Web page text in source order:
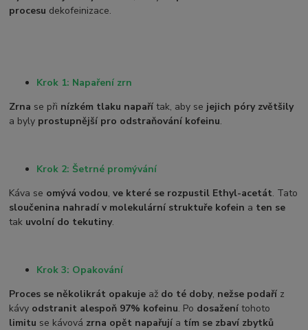
procesu dekofeinizace.
Krok 1: Napaření zrn
Zrna se při nízkém tlaku napaří tak, aby se jejich póry zvětšily
a byly prostupnější pro odstraňování kofeinu.
Krok 2: Šetrné promývání
Káva se omývá vodou,ve které se rozpustil Ethyl-acetát. Tato
sloučenina nahradí v molekulární struktuře kofein a ten se
tak uvolní do tekutiny.
Krok 3: Opakování
Proces se několikrát opakuje až do té doby, nežse podaří z
kávy odstranit alespoň 97% kofeinu. Po dosažení tohoto
limitu se kávová zrna opět napařují a tím se zbaví zbytků